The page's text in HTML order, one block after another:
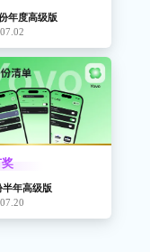
年度高级版
半年高级版